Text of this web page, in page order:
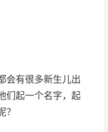
会有很多新生儿出
们起一个名字，起
？